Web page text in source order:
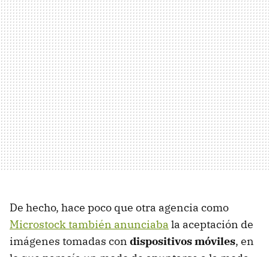
De hecho, hace poco que otra agencia como
Microstock también anunciaba la aceptación de
imágenes tomadas con dispositivos móviles, en